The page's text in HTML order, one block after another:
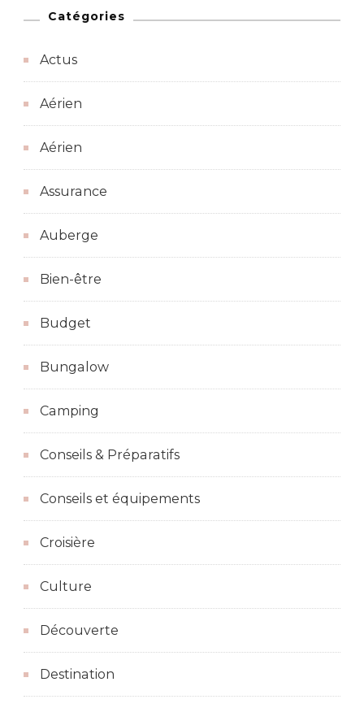
Catégories
Actus
Aérien
Aérien
Assurance
Auberge
Bien-être
Budget
Bungalow
Camping
Conseils & Préparatifs
Conseils et équipements
Croisière
Culture
Découverte
Destination